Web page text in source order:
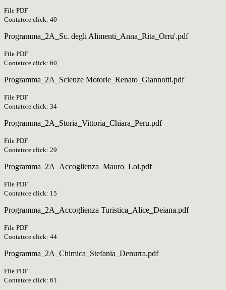
File PDF
Contatore click: 40
Programma_2A_Sc. degli Alimenti_Anna_Rita_Orru'.pdf
File PDF
Contatore click: 60
Programma_2A_Scienze Motorie_Renato_Giannotti.pdf
File PDF
Contatore click: 34
Programma_2A_Storia_Vittoria_Chiara_Peru.pdf
File PDF
Contatore click: 29
Programma_2A_Accoglienza_Mauro_Loi.pdf
File PDF
Contatore click: 15
Programma_2A_Accoglienza Turistica_Alice_Deiana.pdf
File PDF
Contatore click: 44
Programma_2A_Chimica_Stefania_Denurra.pdf
File PDF
Contatore click: 61